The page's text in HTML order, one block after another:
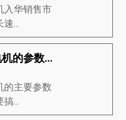
入华销售市
...
茵梦达变频电机的参数该如何设置？
的主要参数
...